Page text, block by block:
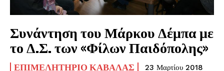
Συνάντηση του Μάρκου Δέμπα με
το Δ.Σ. των «Φίλων Παιδόπολης»
ΕΠΙΜΕΛΗΤΉΡΙΟ ΚΑΒΆΛΑΣ 23 Μαρτίου 2018